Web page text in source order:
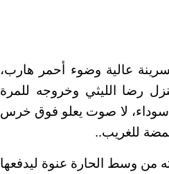
عالية وضوء أحمر هارب،
رضا الليثي وخروجه للمرة
سوداء، لا صوت يعلو فوق خرس
للغريب..
من وسط الحارة عنوة ليدفعها